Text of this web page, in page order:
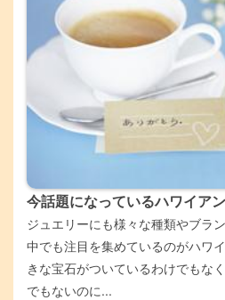
今話題になっているハワイア
ジュエリーにも様々な種類やブラ
中でも注目を集めているのがハワ
きな宝石がついているわけでもな
でもないのに...